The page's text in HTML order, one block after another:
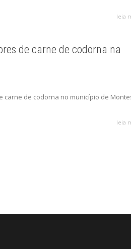
leia
de carne de codorna na
de codorna no município de
leia